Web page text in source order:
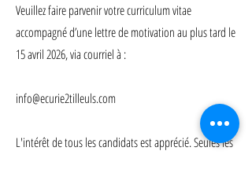
Veuillez faire parvenir votre curriculum vitae
accompagné d’une lettre de motivation au plus tard le
15 avril 2026, via courriel à :
info@ecurie2tilleuls.com
L'intérêt de tous les candidats est apprécié. Seules les